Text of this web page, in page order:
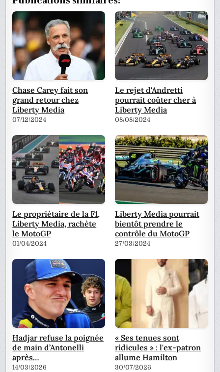
Chase Carey fait son
grand retour chez
Liberty Media
07/12/2024
Le rejet d'Andretti
pourrait coûter cher à
Liberty Media
08/08/2024
Le propriétaire de la F1,
Liberty Media, rachète
le MotoGP
01/04/2024
Liberty Media pourrait
bientôt prendre le
contrôle du MotoGP
27/03/2024
Hadjar refuse la poignée
de main d’Antonelli
après…
14/03/2026
« Ses tenues sont
ridicules » : l'ex-patron
allume Hamilton
30/07/2026